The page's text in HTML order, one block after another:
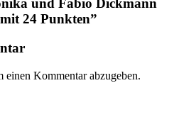
und Fabio Dickmann
24 Punkten”
einen Kommentar abzugeben.